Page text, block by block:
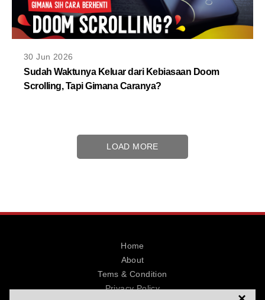
30 Jun 2026
Sudah Waktunya Keluar dari Kebiasaan Doom
Scrolling, Tapi Gimana Caranya?
LOAD MORE
Home
About
Tems & Condition
Privacy Policy